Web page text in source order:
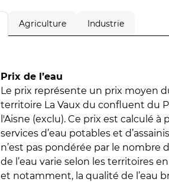
Agriculture Industrie
Prix de l’eau
Le prix représente un prix moyen
territoire La Vaux du confluent du
l'Aisne (exclu). Ce prix est calculé
services d’eau potables et
n’est pas pondérée par le nombre
de l’eau varie selon les territoires
et notamment, la qualité de l’eau